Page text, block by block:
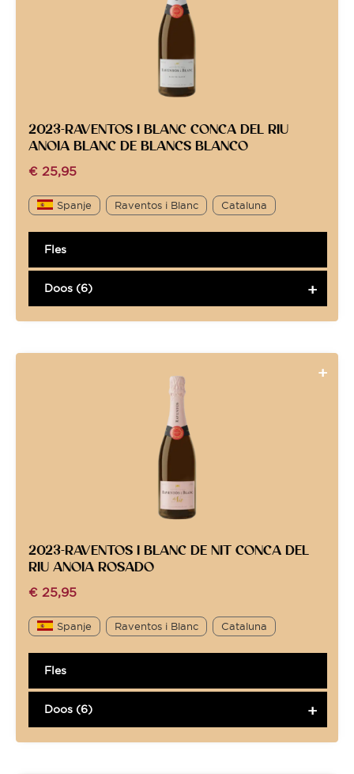
2023-RAVENTOS I BLANC CONCA DEL RIU
ANOIA BLANC DE BLANCS BLANCO
€ 25,95
Spanje Raventos i Blanc Cataluna
Fles
Doos (6)
2023-RAVENTOS I BLANC DE NIT CONCA DEL
RIU ANOIA ROSADO
€ 25,95
Spanje Raventos i Blanc Cataluna
Fles
Doos (6)